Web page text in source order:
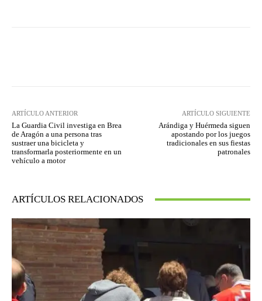
ARTÍCULO ANTERIOR
La Guardia Civil investiga en Brea
de Aragón a una persona tras
sustraer una bicicleta y
transformarla posteriormente en un
vehículo a motor
ARTÍCULO SIGUIENTE
Arándiga y Huérmeda siguen
apostando por los juegos
tradicionales en sus fiestas
patronales
ARTÍCULOS RELACIONADOS